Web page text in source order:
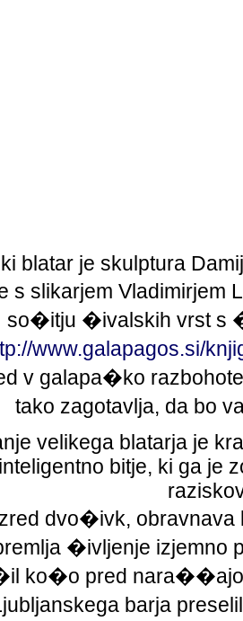
blatar je skulptura
s slikarjem Vladimirjem
so�itju �ivalskih vrst s
www.galapagos.si/
v galapa�ko
tako zagotavlja, da bo
velikega blatarja je
inteligentno bitje, ki ga je
dvo�ivk, obravnava
�ivljenje izjemno
ko�o pred
barja